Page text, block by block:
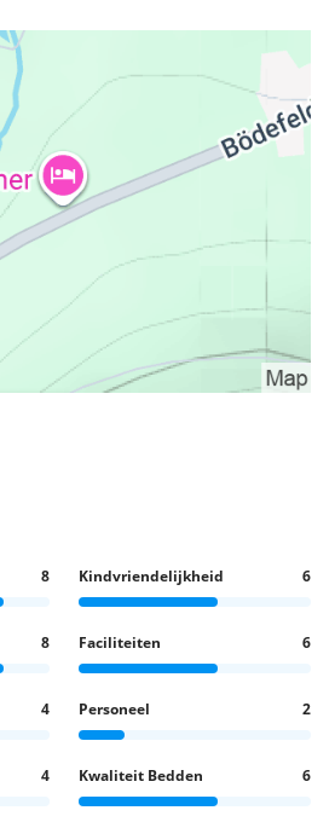
300 km
13 km
op ca. 200 m
ruimte
uur - 20.00 uur, uitchecken: tussen
ca. € 3,00 per dag
8 Kindvriendelijkheid 6
8 Faciliteiten 6
4 Personeel 2
4 Kwaliteit Bedden 6